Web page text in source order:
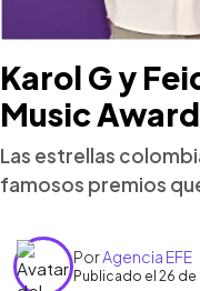
Karol G y
Music
Las estrellas
famosos premios
PorAgencia EFE
Publicado el 26 de